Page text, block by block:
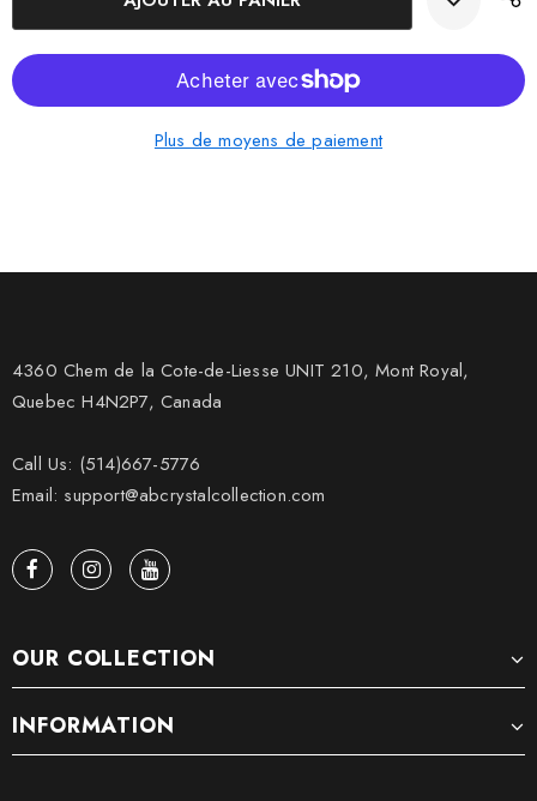
Plus de moyens de paiement
4360 Chem de la Cote-de-Liesse UNIT 210, Mont Royal,
Quebec H4N2P7, Canada
Call Us: (514)667-5776
Email: support@abcrystalcollection.com
OUR COLLECTION
INFORMATION